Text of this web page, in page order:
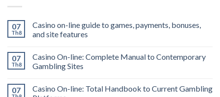
07
Th8
Casino on-line guide to games, payments, bonuses,
and site features
07
Th8
Casino On-line: Complete Manual to Contemporary
Gambling Sites
07
Casino On-line: Total Handbook to Current Gambling